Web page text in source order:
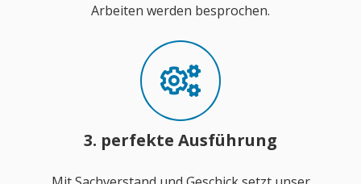
Arbeiten werden besprochen.
3. perfekte Ausführung